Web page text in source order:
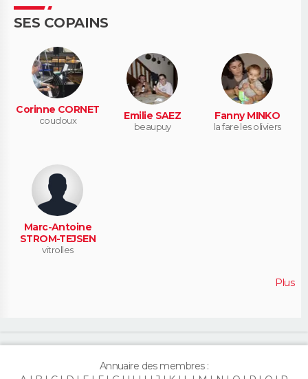
SES COPAINS
Corinne CORNET
coudoux Emilie SAEZ
beaupuy
Fanny MINKO
la fare les oliviers
Marc-Antoine
STROM-TEJSEN
vitrolles
Plus
Annuaire des membres :